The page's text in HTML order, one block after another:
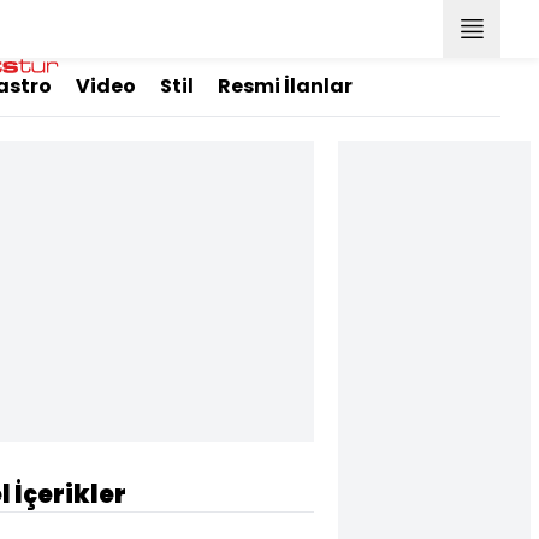
Video Stil Resmi İlanlar
İçerikler